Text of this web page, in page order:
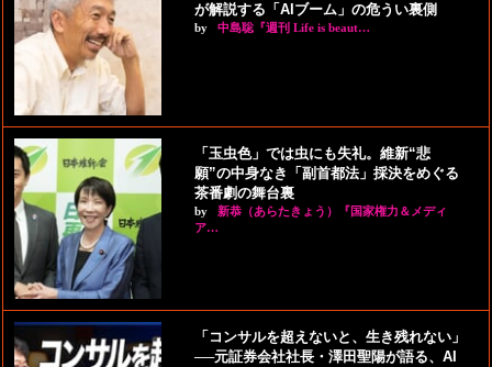
が解説する「AIブーム」の危うい裏側
by 中島聡『週刊 Life is beaut…
「玉虫色」では虫にも失礼。維新“悲
願”の中身なき「副首都法」採決をめぐる
茶番劇の舞台裏
by
新恭（あらたきょう）『国家権力＆メディ
ア…
「コンサルを超えないと、生き残れない」
──元証券会社社長・澤田聖陽が語る、AI